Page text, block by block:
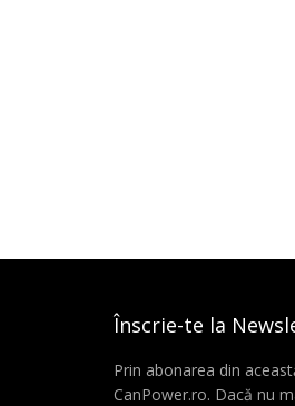
Înscrie-te la
Prin abonarea din
CanPower.ro. Dacă nu